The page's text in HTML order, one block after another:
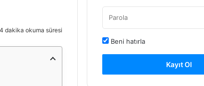
4 dakika okuma süresi
Beni hatırla
Kayıt Ol